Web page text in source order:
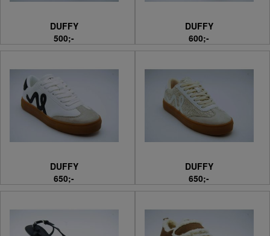
DUFFY
500;-
DUFFY
600;-
DUFFY
650;-
DUFFY
650;-